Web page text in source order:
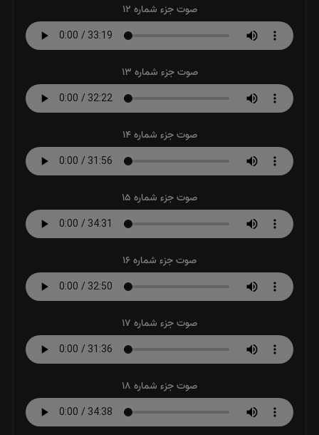
صوت جزء شماره 12
صوت جزء شماره 13
صوت جزء شماره 14
صوت جزء شماره 15
صوت جزء شماره 16
صوت جزء شماره 17
صوت جزء شماره 18